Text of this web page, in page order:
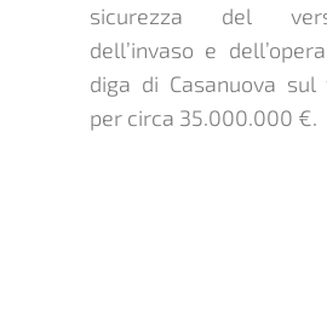
sicurezza del
dell’invaso e
diga di Casanuova sul
per circa 35.000.000 €.